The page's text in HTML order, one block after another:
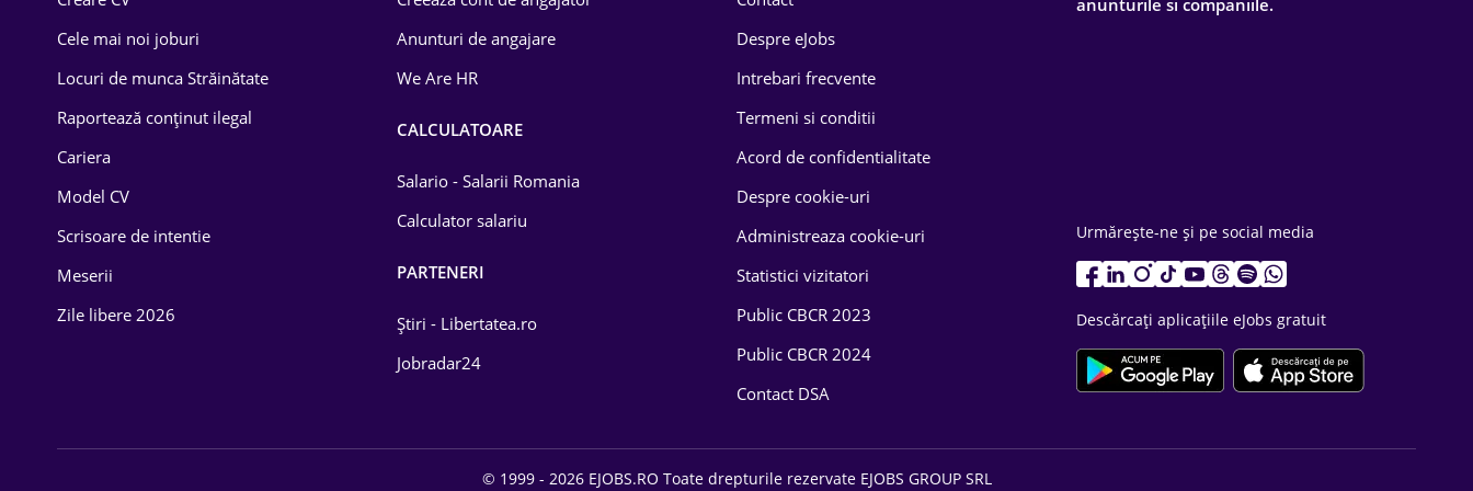
Drept
Educație / Training
Energetică
Farma
Cele mai noi joburi
Locuri de munca Străinătate
Raportează conținut ilegal
Cariera
Model CV
Scrisoare de intentie
Meserii
Zile libere 2026
Anunturi de angajare
We Are HR
CALCULATOARE
Salario - Salarii Romania
Calculator salariu
PARTENERI
Știri - Libertatea.ro
Jobradar24
Despre eJobs
Intrebari frecvente
Termeni si conditii
Acord de confidentialitate
Despre cookie-uri
Administreaza cookie-uri
Statistici vizitatori
Public CBCR 2023
Public CBCR 2024
Contact DSA
anunturile si companiile.
Urmărește-ne și pe social media
Descărcați aplicațiile eJobs gratuit
© 1999 - 2026 EJOBS.RO Toate drepturile rezervate EJOBS GROUP SRL